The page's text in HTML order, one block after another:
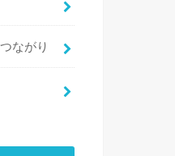
ながり